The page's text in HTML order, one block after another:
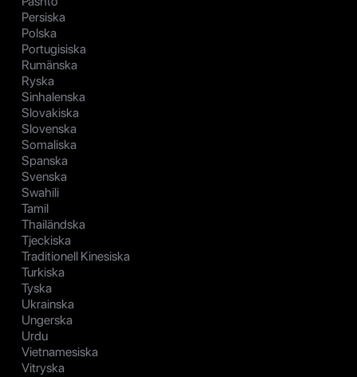
Persiska
Polska
Portugisiska
Rumänska
Ryska
Sinhalenska
Slovakiska
Slovenska
Somaliska
Spanska
Svenska
Swahili
Tamil
Thailändska
Tjeckiska
Traditionell Kinesiska
Turkiska
Tyska
Ukrainska
Ungerska
Urdu
Vietnamesiska
Vitryska